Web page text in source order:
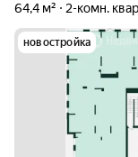
64,4 м² 2-комн.
новостройка